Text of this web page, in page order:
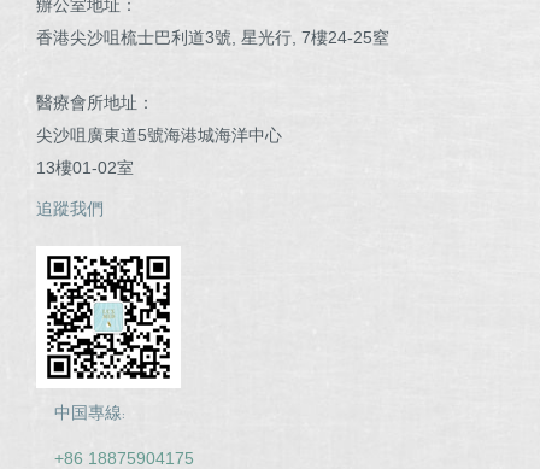
辦公室地址：
香港尖沙咀梳士巴利道3號, 星光行, 7樓24-25窒
醫療會所地址：
尖沙咀廣東道5號海港城海洋中心
13樓01-02室
追蹤我們
中国專線:
+86 18875904175